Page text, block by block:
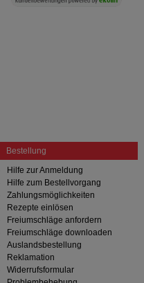
Bestellung
Hilfe zur Anmeldung
Hilfe zum Bestellvorgang
Zahlungsmöglichkeiten
Rezepte einlösen
Freiumschläge anfordern
Freiumschläge downloaden
Auslandsbestellung
Reklamation
Widerrufsformular